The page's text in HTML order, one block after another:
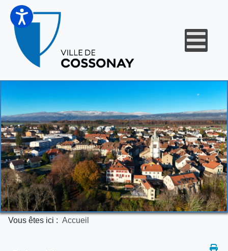
Vous êtes ici : Accueil